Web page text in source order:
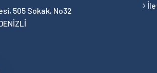
505 Sokak, No32